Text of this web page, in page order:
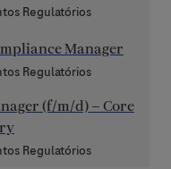
Regulatórios
Manager
Regulatórios
(f/m/d) – Core
Regulatórios